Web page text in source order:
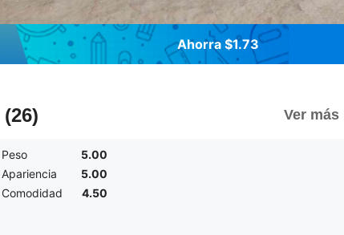
Ahorra $1.73
(26) Ver más
Peso
5.00
Apariencia
5.00
Comodidad
4.50